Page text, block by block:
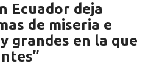
Ecuador deja
de miseria e
grandes en la que